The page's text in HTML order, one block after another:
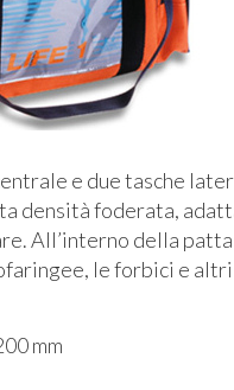
e due tasche
densità foderata,
All’interno della
le forbici e
mm